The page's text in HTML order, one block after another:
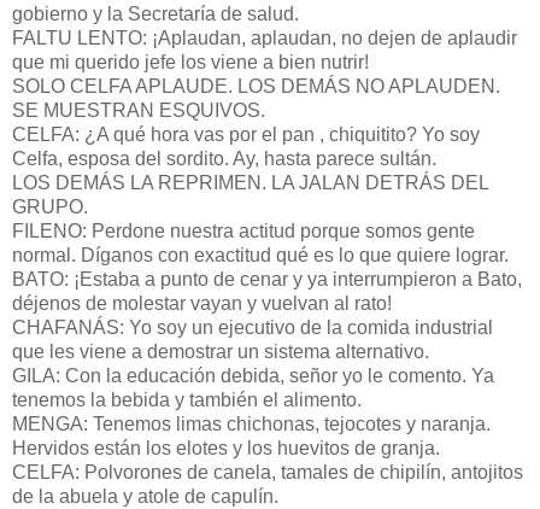
gobierno y la Secretaría de salud.
FALTU LENTO: ¡Aplaudan, aplaudan, no dejen de aplaudir
que mi querido jefe los viene a bien nutrir!
SOLO CELFA APLAUDE. LOS DEMÁS NO APLAUDEN.
SE MUESTRAN ESQUIVOS.
CELFA: ¿A qué hora vas por el pan , chiquitito? Yo soy
Celfa, esposa del sordito. Ay, hasta parece sultán.
LOS DEMÁS LA REPRIMEN. LA JALAN DETRÁS DEL
GRUPO.
FILENO: Perdone nuestra actitud porque somos gente
normal. Díganos con exactitud qué es lo que quiere lograr.
BATO: ¡Estaba a punto de cenar y ya interrumpieron a Bato,
déjenos de molestar vayan y vuelvan al rato!
CHAFANÁS: Yo soy un ejecutivo de la comida industrial
que les viene a demostrar un sistema alternativo.
GILA: Con la educación debida, señor yo le comento. Ya
tenemos la bebida y también el alimento.
MENGA: Tenemos limas chichonas, tejocotes y naranja.
Hervidos están los elotes y los huevitos de granja.
CELFA: Polvorones de canela, tamales de chipilín, antojitos
de la abuela y atole de capulín.